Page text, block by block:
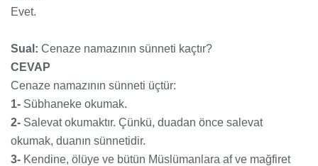
Evet.
Sual: Cenaze namazının sünneti kaçtır?
CEVAP
Cenaze namazının sünneti üçtür:
1- Sübhaneke okumak.
2- Salevat okumaktır. Çünkü, duadan önce salevat
okumak, duanın sünnetidir.
3- Kendine, ölüye ve bütün Müslümanlara af ve mağfiret